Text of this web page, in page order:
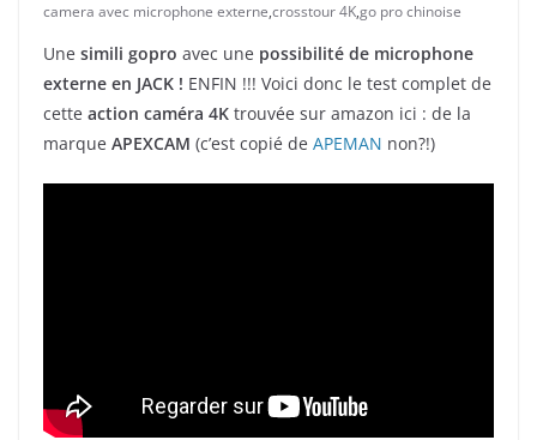
camera avec microphone externe,crosstour 4K,go pro chinoise
Une simili gopro avec une possibilité de microphone
externe en JACK ! ENFIN !!! Voici donc le test complet de
cette action caméra 4K trouvée sur amazon ici : de la
marque APEXCAM (c’est copié de APEMAN non?!)